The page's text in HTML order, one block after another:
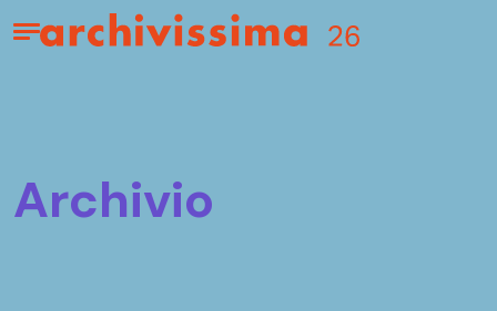
Home page
Apri il menu
archivio